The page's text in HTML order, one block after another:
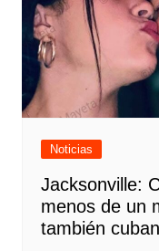
Noticias
Jacksonville:
menos de un
también